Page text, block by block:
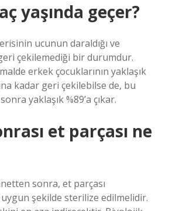
yaşında geçer?
ucunun daraldığı ve
çekilemediği bir durumdur.
erkek çocuklarının yaklaşık
kadar geri çekilebilse de, bu
yaklaşık %89’a çıkar.
et parçası ne
sonra, et parçası
şekilde sterilize edilmelidir.